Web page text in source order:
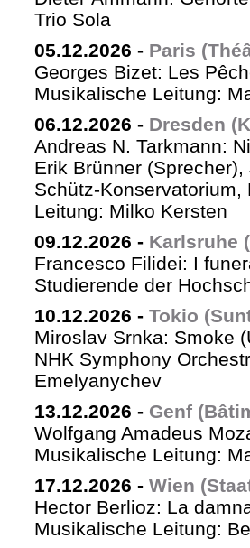
Trio Sola
05.12.2026 - Paris
Georges Bizet: Les
Musikalische Leitung:
06.12.2026 - Dresden
Andreas N. Tarkmann:
Erik Brünner
Schütz-
Leitung: Milko Kersten
09.12.2026 - Karlsruhe
Francesco Filidei: I
Studierende der
10.12.2026 - Tokio
Miroslav Srnka: Smoke
NHK Symphony
Emelyanychev
13.12.2026 - Genf
Wolfgang Amadeus
Musikalische Leitung:
17.12.2026 - Wien
Hector Berlioz: La
Musikalische Leitung: